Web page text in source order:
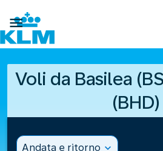

Voli da Basilea
(BHD)
Andata e ritorno expand_more